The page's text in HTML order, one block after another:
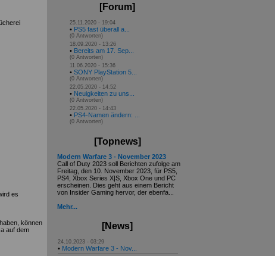
es
können
auf dem
[Forum]
25.11.2020 - 19:04
• PS5 fast überall a...
(0 Antworten)
18.09.2020 - 13:26
• Bereits am 17. Sep...
(0 Antworten)
11.06.2020 - 15:36
• SONY PlayStation 5...
(0 Antworten)
22.05.2020 - 14:52
• Neuigkeiten zu uns...
(0 Antworten)
22.05.2020 - 14:43
• PS4-Namen ändern: ...
(0 Antworten)
[Topnews]
Modern Warfare 3 - November 2023
Call of Duty 2023 soll Berichten zufolge am
Freitag, den 10. November 2023, für PS5,
PS4, Xbox Series X|S, Xbox One und PC
erscheinen. Dies geht aus einem Bericht
von Insider Gaming hervor, der ebenfa...
Mehr...
[News]
24.10.2023 - 03:29
• Modern Warfare 3 - Nov...